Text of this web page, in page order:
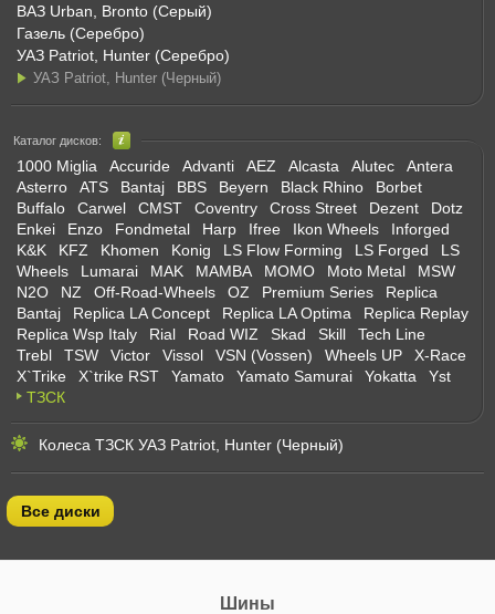
ВАЗ Urban, Bronto (Серый)
Газель (Серебро)
УАЗ Patriot, Hunter (Серебро)
УАЗ Patriot, Hunter (Черный)
Каталог дисков:
1000 Miglia Accuride Advanti AEZ Alcasta Alutec
Antera
Asterro
ATS Bantaj BBS Beyern Black Rhino
Borbet
Buffalo
Carwel CMST Coventry Cross Street Dezent
Dotz
Enkei
Enzo Fondmetal Harp Ifree Ikon Wheels
Inforged
K&K
KFZ Khomen Konig LS Flow Forming LS Forged
LS
Wheels
Lumarai MAK MAMBA MOMO Moto Metal
MSW
N2O
NZ Off-Road-Wheels OZ Premium Series
Replica
Bantaj
Replica LA Concept Replica LA Optima
Replica Replay
Replica Wsp Italy
Rial Road WIZ Skad Skill
Tech Line
Trebl
TSW Victor Vissol VSN (Vossen) Wheels UP
X-Race
X`Trike
X`trike RST Yamato Yamato Samurai Yokatta
Yst
ТЗСК
Колеса ТЗСК УАЗ Patriot, Hunter (Черный)
Все диски
Шины